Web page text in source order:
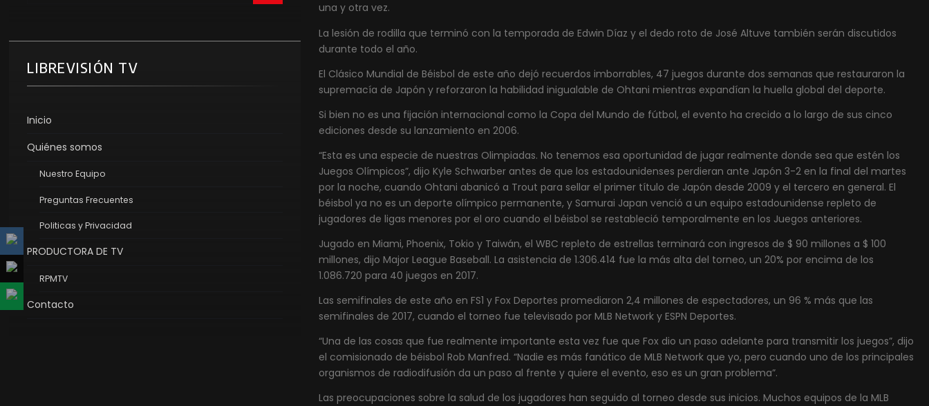
una y otra vez.
La lesión de rodilla que terminó con la temporada de Edwin Díaz y el dedo roto de José Altuve también serán discutidos
durante todo el año.
El Clásico Mundial de Béisbol de este año dejó recuerdos imborrables, 47 juegos durante dos semanas que restauraron la
supremacía de Japón y reforzaron la habilidad inigualable de Ohtani mientras expandían la huella global del deporte.
Si bien no es una fijación internacional como la Copa del Mundo de fútbol, ​​el evento ha crecido a lo largo de sus cinco
ediciones desde su lanzamiento en 2006.
“Esta es una especie de nuestras Olimpiadas. No tenemos esa oportunidad de jugar realmente donde sea que estén los
Juegos Olímpicos”, dijo Kyle Schwarber antes de que los estadounidenses perdieran ante Japón 3-2 en la final del martes
por la noche, cuando Ohtani abanicó a Trout para sellar el primer título de Japón desde 2009 y el tercero en general. El
béisbol ya no es un deporte olímpico permanente, y Samurai Japan venció a un equipo estadounidense repleto de
jugadores de ligas menores por el oro cuando el béisbol se restableció temporalmente en los Juegos anteriores.
Jugado en Miami, Phoenix, Tokio y Taiwán, el WBC repleto de estrellas terminará con ingresos de $ 90 millones a $ 100
millones, dijo Major League Baseball. La asistencia de 1.306.414 fue la más alta del torneo, un 20% por encima de los
1.086.720 para 40 juegos en 2017.
Las semifinales de este año en FS1 y Fox Deportes promediaron 2,4 millones de espectadores, un 96 % más que las
semifinales de 2017, cuando el torneo fue televisado por MLB Network y ESPN Deportes.
“Una de las cosas que fue realmente importante esta vez fue que Fox dio un paso adelante para transmitir los juegos”, dijo
el comisionado de béisbol Rob Manfred. “Nadie es más fanático de MLB Network que yo, pero cuando uno de los principales
organismos de radiodifusión da un paso al frente y quiere el evento, eso es un gran problema”.
Las preocupaciones sobre la salud de los jugadores han seguido al torneo desde sus inicios. Muchos equipos de la MLB
LIBREVISIÓN TV
Inicio
Quiénes somos
Nuestro Equipo
Preguntas Frecuentes
Politicas y Privacidad
PRODUCTORA DE TV
RPMTV
Contacto